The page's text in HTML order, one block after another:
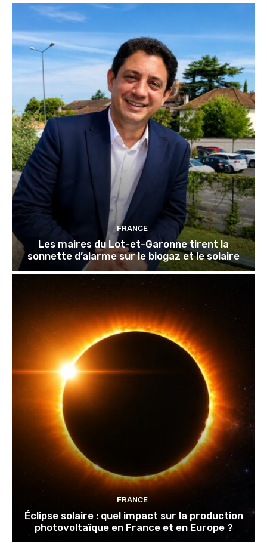
FRANCE
Les maires du Lot-et-Garonne tirent la
sonnette d’alarme sur le biogaz et le solaire
FRANCE
Éclipse solaire : quel impact sur la production
photovoltaïque en France et en Europe ?